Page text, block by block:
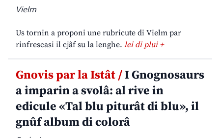
Vielm
Us tornin a proponi une rubricute di Vielm par
rinfrescasi il cjâf su la lenghe. lei di plui +
Gnovis par la Istât /I Gnognosaurs
a imparin a svolâ: al rive in
edicule «Tal blu piturât di blu», il
gnûf album di colorâ